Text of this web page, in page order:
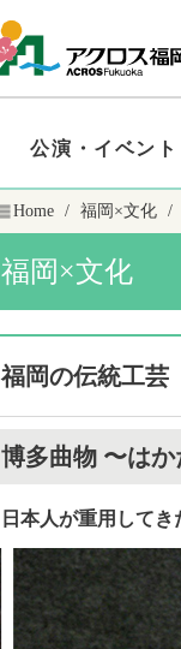
公演・イベント
Home 福岡×文化
福岡×文化
福岡の伝統工芸
博多曲物 は
日本人が重用してき